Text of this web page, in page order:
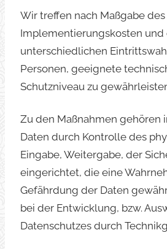
Wir treffen nach Maßgabe
Implementierungskosten
unterschiedlichen
Personen, geeignete
Schutzniveau zu
Zu den Maßnahmen gehören
Daten durch Kontrolle des
Eingabe, Weitergabe, der
eingerichtet, die eine
Gefährdung der Daten
bei der Entwicklung, bzw.
Datenschutzes durch